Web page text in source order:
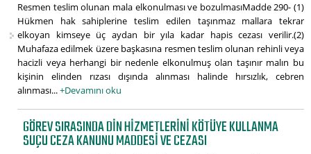
Resmen teslim olunan mala elkonulması ve bozulmasıMadde 290- (1)
Hükmen hak sahiplerine teslim edilen taşınmaz mallara tekrar
elkoyan kimseye üç aydan bir yıla kadar hapis cezası verilir.(2)
Muhafaza edilmek üzere başkasına resmen teslim olunan rehinli veya
hacizli veya herhangi bir nedenle elkonulmuş olan taşınır malın bu
kişinin elinden rızası dışında alınması halinde hırsızlık, cebren
alınması...+Devamını oku
GÖREV SIRASINDA DIN HIZMETLERINI KÖTÜYE KULLANMA
SUÇU CEZA KANUNU MADDESI VE CEZASI